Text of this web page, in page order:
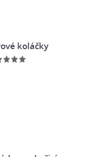
koláčky